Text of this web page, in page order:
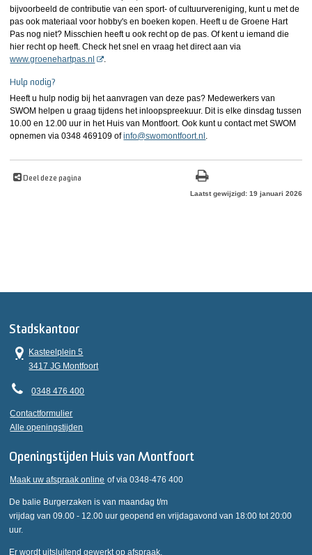
bijvoorbeeld de contributie van een sport- of cultuurvereniging, kunt u met de
pas ook materiaal voor hobby's en boeken kopen. Heeft u de Groene Hart
Pas nog niet? Misschien heeft u ook recht op de pas. Of kent u iemand die
hier recht op heeft. Check het snel en vraag het direct aan via
www.groenehartpas.nl
.
Hulp nodig?
Heeft u hulp nodig bij het aanvragen van deze pas? Medewerkers van
SWOM helpen u graag tijdens het inloopspreekuur. Dit is elke dinsdag tussen
10.00 en 12.00 uur in het Huis van Montfoort. Ook kunt u contact met SWOM
opnemen via 0348 469109 ofinfo@swomontfoort.nl .
Deel deze pagina
Laatst gewijzigd: 19 januari 2026
Stadskantoor
Kasteelplein 5
3417 JG Montfoort
0348 476 400
Contactformulier
Alle openingstijden
Openingstijden Huis van Montfoort
Maak uw afspraak online of via 0348-476 400
De balie Burgerzaken is van maandag t/m
vrijdag van 09.00 - 12.00 uur geopend en vrijdagavond van 18:00 tot 20:00
uur.
Er wordt uitsluitend gewerkt op afspraak.